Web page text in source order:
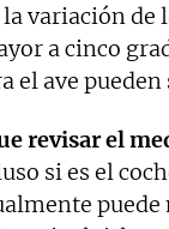
variación de
a cinco
el ave
revisar el
si es el
puede